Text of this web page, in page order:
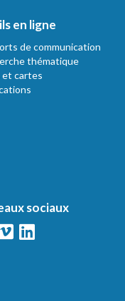
en ligne
de communication
thématique
et cartes
sociaux